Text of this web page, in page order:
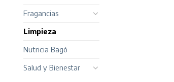
Fragancias
Limpieza
Nutricia Bagó
Salud y Bienestar